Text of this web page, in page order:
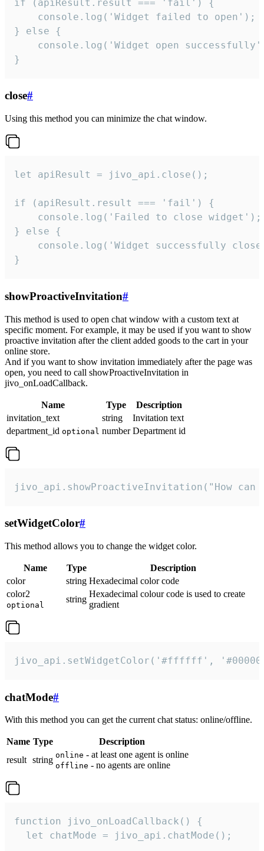
if (apiResult.result === 'fail') {
    console.log('Widget failed to open');
} else {
console.log('Widget open
}
close#
Using this method you can minimize the chat window.
let apiResult = jivo_api.close();
if (apiResult.result === 'fail') {
    console.log('Failed to close widget');
} else {
console.log('Widget successfully
}
showProactiveInvitation#
This method is used to open chat window with a custom text at
specific moment. For example, it may be used if you want to show
proactive invitation after the client added goods to the cart in your
online store.
And if you want to show invitation immediately after the page was
open, you need to call showProactiveInvitation in
jivo_onLoadCallback.
Name Type
Description
invitation_text
string
Invitation text
department_id optional number Department id
jivo_api.showProactiveInvitation("How
setWidgetColor#
This method allows you to change the widget color.
Name Type
Description
color
string Hexadecimal color code
color2
optional
string
Hexadecimal colour code is used to create
gradient
jivo_api.setWidgetColor('#ffffff',
chatMode#
With this method you can get the current chat status: online/offline.
Name Type
Description
result string online - at least one agent is online
offline - no agents are online
function jivo_onLoadCallback() {
  let chatMode = jivo_api.chatMode();